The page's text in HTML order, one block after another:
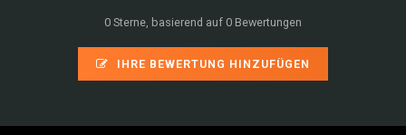
0 Sterne, basierend auf 0 Bewertungen
IHRE BEWERTUNG HINZUFÜGEN